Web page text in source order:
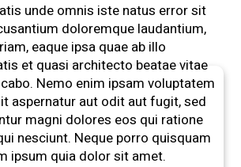
unde omnis iste natus error sit
doloremque laudantium,
eaque ipsa quae ab illo
et quasi architecto beatae vitae
Nemo enim ipsam voluptatem
aspernatur aut odit aut fugit, sed
magni dolores eos qui ratione
nesciunt. Neque porro quisquam
ipsum quia dolor sit amet.